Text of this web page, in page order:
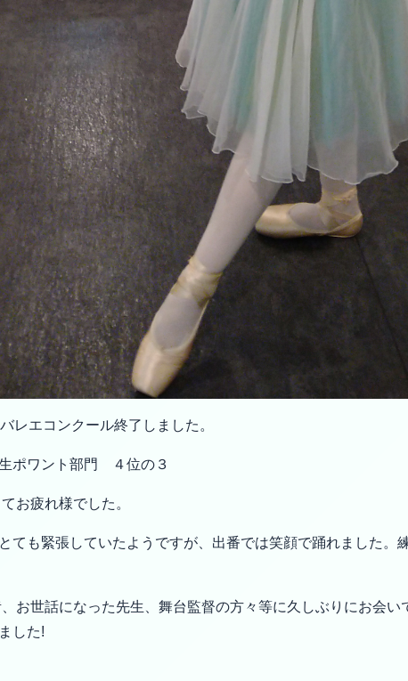
レエコンクール終了しました。
生ポワント部門 ４位の３
お疲れ様でした。
ても緊張していたようですが、出番では笑顔で踊れました。
お世話になった先生、舞台監督の方々等に久しぶりにお会い
した!